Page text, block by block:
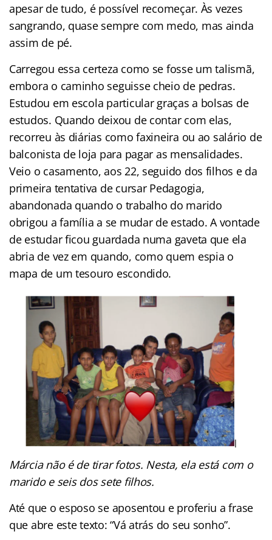
apesar de tudo, é possível recomeçar. Às vezes
sangrando, quase sempre com medo, mas ainda
assim de pé.
Carregou essa certeza como se fosse um talismã,
embora o caminho seguisse cheio de pedras.
Estudou em escola particular graças a bolsas de
estudos. Quando deixou de contar com elas,
recorreu às diárias como faxineira ou ao salário de
balconista de loja para pagar as mensalidades.
Veio o casamento, aos 22, seguido dos filhos e da
primeira tentativa de cursar Pedagogia,
abandonada quando o trabalho do marido
obrigou a família a se mudar de estado. A vontade
de estudar ficou guardada numa gaveta que ela
abria de vez em quando, como quem espia o
mapa de um tesouro escondido.
Márcia não é de tirar fotos. Nesta, ela está com o
marido e seis dos sete filhos.
Até que o esposo se aposentou e proferiu a frase
que abre este texto: “Vá atrás do seu sonho”.